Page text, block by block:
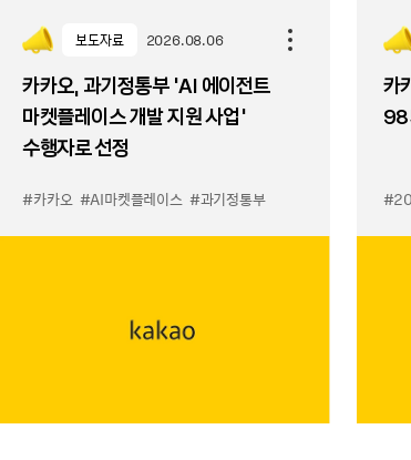
#선물하기 LuX #선물하기 미우미우 입점
보도자료 2026.08.06
카카오, 과기정통부 ‘AI 에이전트
마켓플레이스 개발 지원 사업’
수행자로 선정
#카카오 #AI마켓플레이스 #과기정통부
카